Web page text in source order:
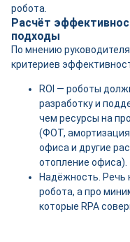
робота.
Расчёт
подходы
По мнению
критериев
ROI — роботы
разработку и
чем ресурсы на
(ФОТ,
офиса и другие
отопление офиса).
Надёжность. Речь
робота, а про
которые RPA